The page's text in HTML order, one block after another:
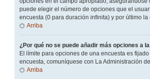
puede elegir el número de opciones que el
encuesta (0 para duración infinita) y por último
Arriba
¿Por qué no se puede añadir más opciones a
El límite para opciones de una encuesta es
encuesta, comuníquese con La Administración
Arriba